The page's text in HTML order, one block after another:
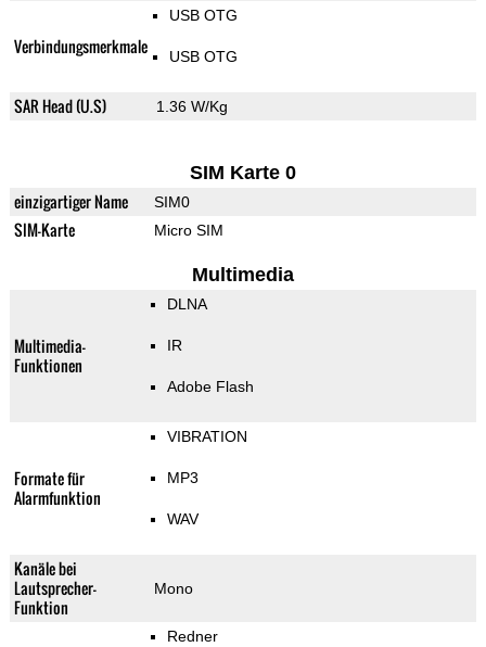
Verbindungsmerkmale
USB OTG
USB OTG
SAR Head (U.S) 1.36 W/Kg
SIM Karte 0
einzigartiger Name SIM0
SIM-Karte Micro SIM
Multimedia
Multimedia-
Funktionen
DLNA
IR
Adobe Flash
Formate für
Alarmfunktion
VIBRATION
MP3
WAV
Kanäle bei
Lautsprecher-
Funktion
Mono
Redner